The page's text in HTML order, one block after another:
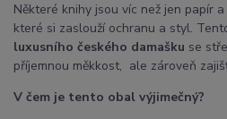
Některé knihy jsou víc než jen papír
které si zaslouží ochranu a styl.
luxusního českého damašku se
příjemnou měkkost, ale zároveň
V čem je tento obal výjimečný?